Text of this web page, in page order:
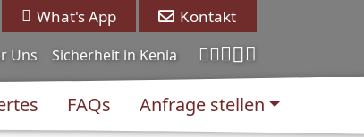
What's App Kontakt
FAQs Anfrage stellen
Uns Sicherheit in Kenia